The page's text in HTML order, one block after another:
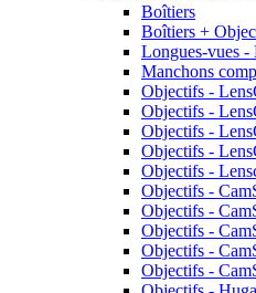
Boîtiers
Boîtiers +
Longues-vues -
Manchons
Objectifs -
Objectifs -
Objectifs -
Objectifs -
Objectifs -
Objectifs -
Objectifs -
Objectifs -
Objectifs -
Objectifs -